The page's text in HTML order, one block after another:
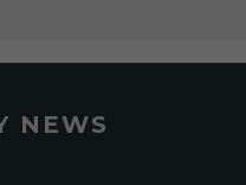
NEWS